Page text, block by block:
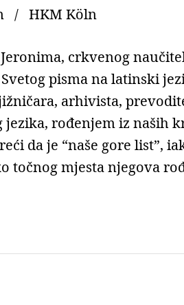
HKM Köln
crkvenog
pisma na latinski
arhivista,
jezika, rođenjem iz naših
da je “naše gore list”,
točnog mjesta njegova